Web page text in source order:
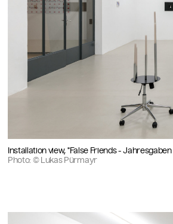
Installation view, "False Friends -
Photo: © Lukas Pürmayr